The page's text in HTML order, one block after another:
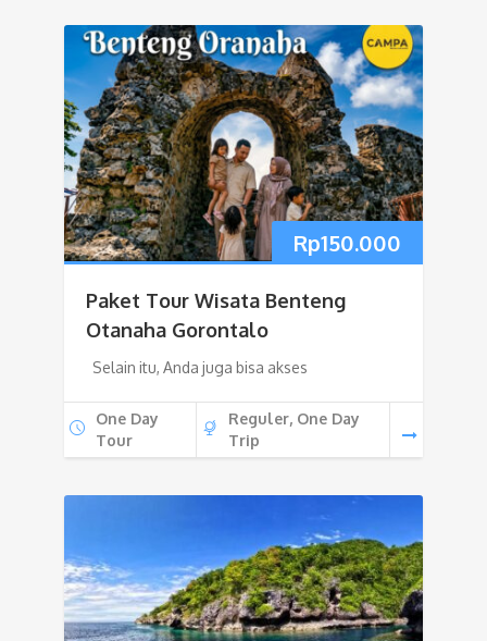
Rp150.000
Paket Tour Wisata Benteng
Otanaha Gorontalo
Selain itu, Anda juga bisa akses
One Day
Tour
Reguler, One Day
Trip